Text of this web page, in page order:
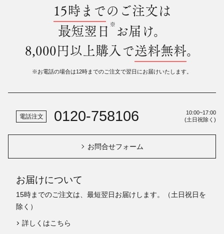
15時までのご注文は
最短翌日 ※ お届け。
8,000円以上購入で送料無料。
※お電話の場合は12時までのご注文で翌日にお届けいたします。
電話注文 0120-758106
10:00~17:00
(土日祝除く)
お問合せフォーム
お届けについて
15時までのご注文は、最短翌日お届けします。（土日祝日を
除く）
詳しくはこちら